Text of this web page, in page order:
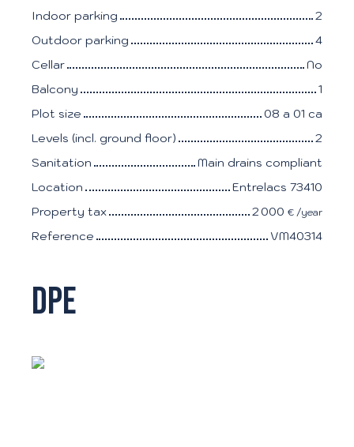
Indoor parking
2
Outdoor parking
4
Cellar
No
Balcony
1
Plot size
08 a 01 ca
Levels (incl. ground floor)
2
Sanitation
Main drains compliant
Location
Entrelacs 73410
Property tax
2 000 € /year
Reference VM40314
DPE